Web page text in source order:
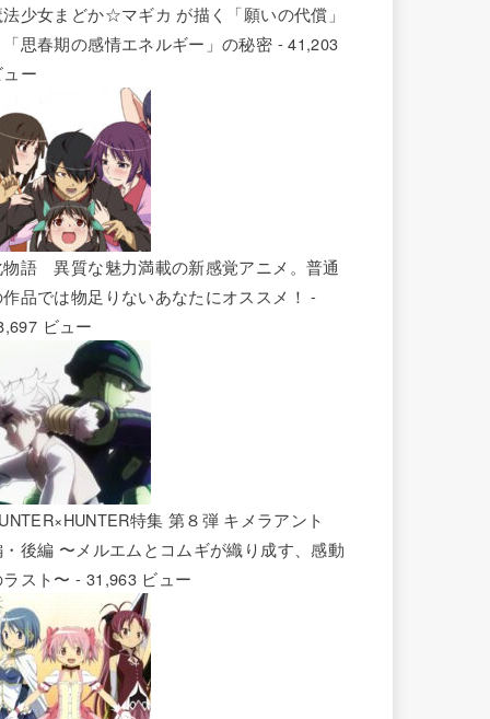
少女まどか☆マギカ が描く「願いの代償」
思春期の感情エネルギー」の秘密 - 41,203
ー
物語 異質な魅力満載の新感覚アニメ。普通
品では物足りないあなたにオススメ！ -
ビュー
特集 第８弾 キメラアント
後編 〜メルエムとコムギが織り成す、感動
スト〜 - 31,963 ビュー